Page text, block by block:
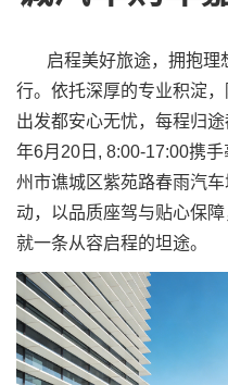
启程美好旅途，拥抱理
行。依托深厚的专业积淀
出发都安心无忧，每程归
年6月20日, 8:00-17:00携
州市谯城区紫苑路春雨汽
动，以品质座驾与贴心保
就一条从容启程的坦途。